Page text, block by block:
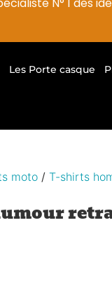
Les Porte casque
moto / T-shirts